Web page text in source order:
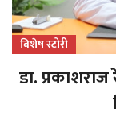
विशेष स्टोरी
डा.